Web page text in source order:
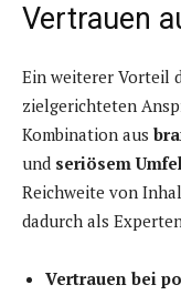
Vertrauen
Ein weiterer Vorteil
zielgerichteten
Kombination aus
und seriösem
Reichweite von
dadurch als
Vertrauen bei